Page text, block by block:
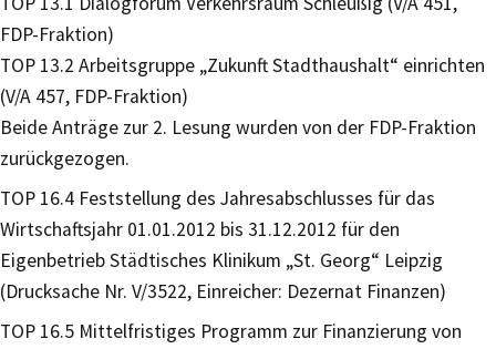
FDP-Fraktion)
TOP 13.2 Arbeitsgruppe „Zukunft Stadthaushalt“ einrichten
(V/A 457, FDP-Fraktion)
Beide Anträge zur 2. Lesung wurden von der FDP-Fraktion
zurückgezogen.
TOP 16.4 Feststellung des Jahresabschlusses für das
Wirtschaftsjahr 01.01.2012 bis 31.12.2012 für den
Eigenbetrieb Städtisches Klinikum „St. Georg“ Leipzig
(Drucksache Nr. V/3522, Einreicher: Dezernat Finanzen)
TOP 16.5 Mittelfristiges Programm zur Finanzierung von